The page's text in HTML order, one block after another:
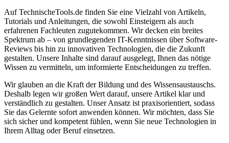
Auf TechnischeTools.de finden Sie eine Vielzahl von Artikeln,
Tutorials und Anleitungen, die sowohl Einsteigern als auch
erfahrenen Fachleuten zugutekommen. Wir decken ein breites
Spektrum ab – von grundlegenden IT-Kenntnissen über Software-
Reviews bis hin zu innovativen Technologien, die die Zukunft
gestalten. Unsere Inhalte sind darauf ausgelegt, Ihnen das nötige
Wissen zu vermitteln, um informierte Entscheidungen zu treffen.
Wir glauben an die Kraft der Bildung und des Wissensaustauschs.
Deshalb legen wir großen Wert darauf, unsere Artikel klar und
verständlich zu gestalten. Unser Ansatz ist praxisorientiert, sodass
Sie das Gelernte sofort anwenden können. Wir möchten, dass Sie
sich sicher und kompetent fühlen, wenn Sie neue Technologien in
Ihrem Alltag oder Beruf einsetzen.